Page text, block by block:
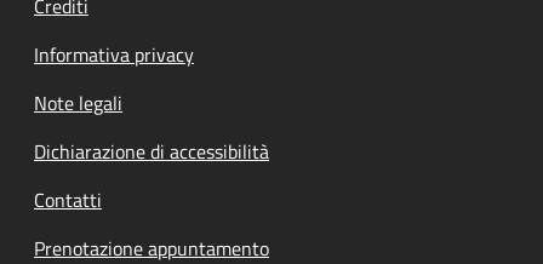
Informativa privacy
Note legali
Dichiarazione di accessibilità
Contatti
Prenotazione appuntamento